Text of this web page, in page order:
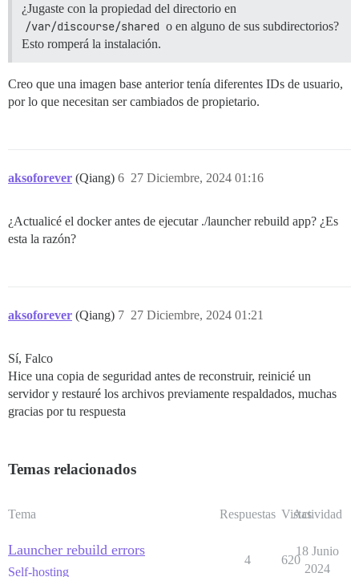
¿Jugaste con la propiedad del directorio en
/var/discourse/shared o en alguno de sus subdirectorios?
Esto romperá la instalación.
Creo que una imagen base anterior tenía diferentes IDs de usuario,
por lo que necesitan ser cambiados de propietario.
aksoforever (Qiang) 27 Diciembre, 2024 01:16
6
¿Actualicé el docker antes de ejecutar ./launcher rebuild app? ¿Es
esta la razón?
aksoforever (Qiang) 27 Diciembre, 2024 01:21
7
Sí, Falco
Hice una copia de seguridad antes de reconstruir, reinicié un
servidor y restauré los archivos previamente respaldados, muchas
gracias por tu respuesta
Temas relacionados
Tema Respuestas Vistas
Actividad
Launcher rebuild errors
Self-hosting
4 620
18 Junio
2024